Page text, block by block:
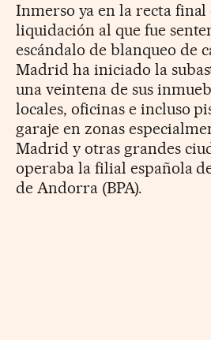
Inmerso ya en la recta final
liquidación al que fue
escándalo de blanqueo de
Madrid ha iniciado la
una veintena de sus
locales, oficinas e incluso
garaje en zonas
Madrid y otras grandes
operaba la filial española
de Andorra (BPA).